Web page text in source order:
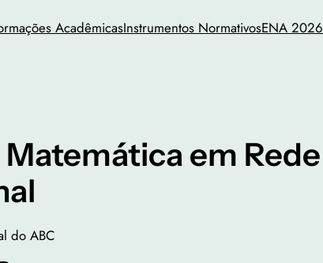
AcadêmicasInstrumentos NormativosENA 2026
em Rede
do ABC